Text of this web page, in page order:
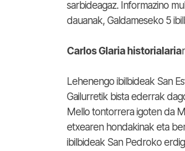
sarbideagaz. Informazino
dauanak, Galdameseko 5
Carlos Glaria historialaria
Lehenengo ibilbideak San
Gailurretik bista ederrak
Mello tontorrera igoten da
etxearen hondakinak eta
ibilbideak San Pedroko